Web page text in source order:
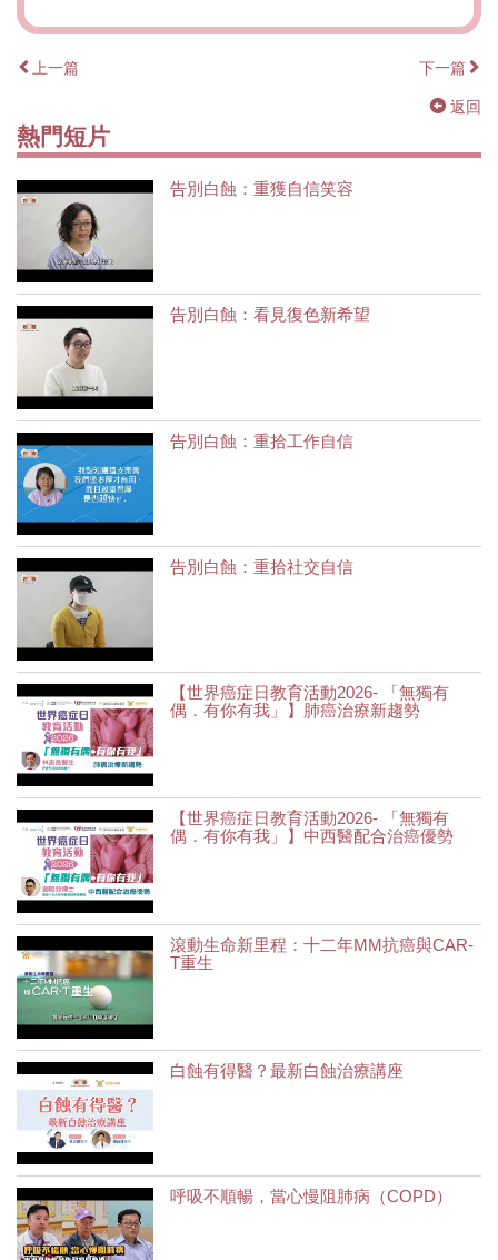
上一篇 下一篇
返回
熱門短片
告別白蝕：重獲自信笑容
告別白蝕：看見復色新希望
告別白蝕：重拾工作自信
告別白蝕：重拾社交自信
【世界癌症日教育活動2026- 「無獨有
偶．有你有我」】肺癌治療新趨勢
【世界癌症日教育活動2026- 「無獨有
偶．有你有我」】中西醫配合治癌優勢
滾動生命新里程：十二年MM抗癌與CAR-
T重生
白蝕有得醫？最新白蝕治療講座
呼吸不順暢，當心慢阻肺病（COPD）